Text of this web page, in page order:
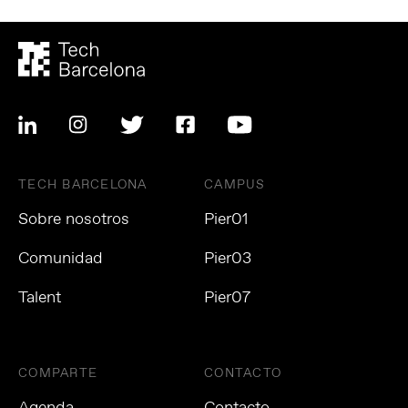
TECH BARCELONA
Sobre nosotros
Comunidad
Talent
CAMPUS
Pier01
Pier03
Pier07
COMPARTE CONTACTO